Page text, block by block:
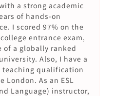
a strong academic
of hands-on
I scored 97% on the
entrance exam,
of a globally ranked
Also, I have a
teaching qualification
London. As an ESL
Language) instructor,